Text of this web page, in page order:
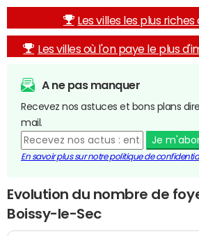
Les villes les plus
Les villes où l'on paye le plus
A ne pas manquer
Recevez nos astuces et bons plans
mail.
Je
En savoir plus sur notre politique de
Evolution du nombre de
Boissy-le-Sec